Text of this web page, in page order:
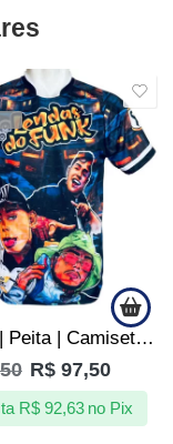
Camisa | Peita | Camiseta de Quebrada – Lendas do Funk – TOP
R$ 97,50
R$92,63 no Pix